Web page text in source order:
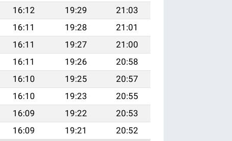
16:12 19:29
21:03
16:11 19:28
21:01
16:11 19:27
21:00
16:11 19:26
20:58
16:10 19:25
20:57
16:10 19:23
20:55
16:09 19:22
20:53
16:09 19:21
20:52